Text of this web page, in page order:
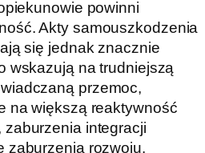
powinni
Akty samouszkodzenia
się jednak znacznie
wskazują na trudniejszą
przemoc,
na większą reaktywność
integracji
zaburzenia rozwoju.